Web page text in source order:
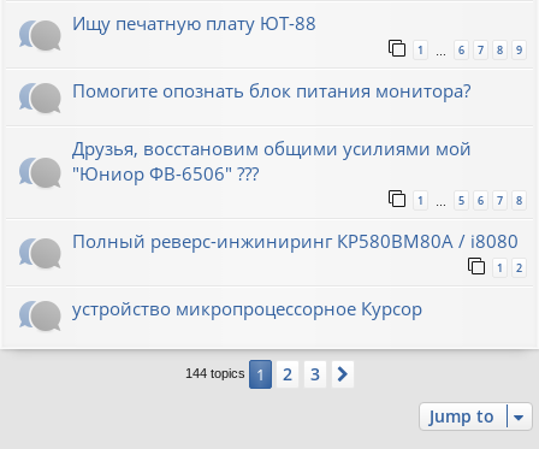
Ищу печатную плату ЮТ-88
1 6 7 8 9
Помогите опознать блок питания монитора?
Друзья, восстановим общими усилиями мой
"Юниор ФВ-6506" ???
1 … 5 6 7 8
Полный реверс-инжиниринг КР580ВМ80А / i8080
1 2
устройство микропроцессорное Курсор
144 topics 1 2 3
Jump to